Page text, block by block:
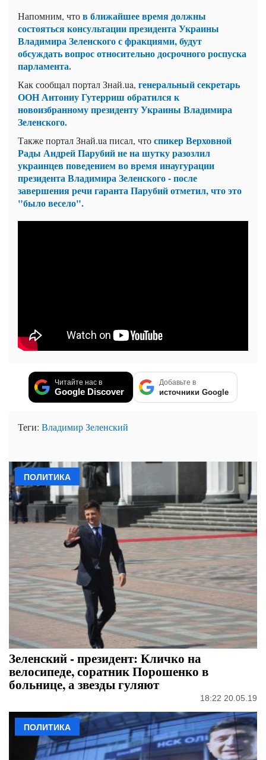
Напомним, чтов ближайшее время должны
состояться консультации президента Украины
Владимира Зеленского с фракциями, будут
обсуждать вопрос относительно досрочного роспуска
парламента.
Как сообщал портал Знай.ua, генеральный секретарь
ООН Антониу Гутерриш обратился к
новоизбранному президенту Украины Владимира
Зеленского.
Также портал Знай.ua писал, чтоспикер Верховной
Рады Андрей Парубий не на шутку разозлил
украинцев поведением во время инаугурации
президента Владимира Зеленского - после
завершения речи гаранта Парубий отметил, что это
"было весело".
Читайте нас в
Google Discover
Добавьте в
источники Google
Теги: Владимир Зеленский
ПОЛИТИКА
Зеленский - президент: Кличко на
велосипеде, соратник Порошенко в
больнице, а звезды гуляют
18:22 20.05.19
ПОЛИТИКА